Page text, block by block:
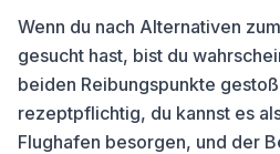
Wenn du nach Alternativen
gesucht hast, bist du
beiden Reibungspunkte
rezeptpflichtig, du kannst es
Flughafen besorgen, und der